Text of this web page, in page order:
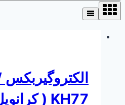
KH77 ( کرانویل پینیون )